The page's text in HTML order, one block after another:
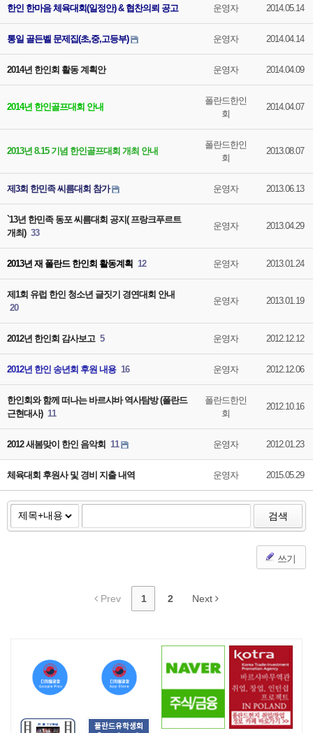
한인 한마음 체육대회(일정안) & 협찬의뢰 공고 운영자 2014.05.14
통일 골든벨 문제집(초,중,고등부) 운영자 2014.04.14
2014년 한인회 활동 계획안 운영자 2014.04.09
2014년 한인골프대회 안내
폴란드한인
회
2014.04.07
2013년 8.15 기념 한인골프대회 개최 안내
폴란드한인
회
2013.08.07
제3회 한민족 씨름대회 참가 운영자 2013.06.13
`13년 한민족 동포 씨름대회 공지( 프랑크푸르트
개최) 33
운영자 2013.04.29
2013년 재 폴란드 한인회 활동계획 12 운영자 2013.01.24
제1회 유럽 한인 청소년 글짓기 경연대회 안내
20
운영자 2013.01.19
2012년 한인회 감사보고 5 운영자 2012.12.12
2012년 한인 송년회 후원 내용 16 운영자 2012.12.06
한인회와 함께 떠나는 바르샤바 역사탐방 (폴란드
근현대사) 11
폴란드한인
회
2012.10.16
2012 새봄맞이 한인 음악회 11 운영자 2012.01.23
체육대회 후원사 및 경비 지출 내역 운영자 2015.05.29
검색
쓰기
Prev 1 2 Next